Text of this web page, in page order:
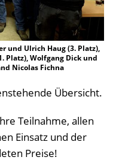
und Ulrich Haug (3. Platz),
Platz), Wolfgang Dick und
Nicolas Fichna
Übersicht.
Teilnahme, allen
Einsatz und der
Preise!